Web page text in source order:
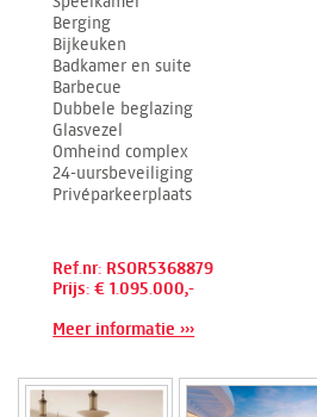
Berging
Bijkeuken
Badkamer en suite
Barbecue
Dubbele beglazing
Glasvezel
Omheind complex
24-uursbeveiliging
Privéparkeerplaats
Ref.nr: RSOR5368879
Prijs: € 1.095.000,-
Meer informatie ›››